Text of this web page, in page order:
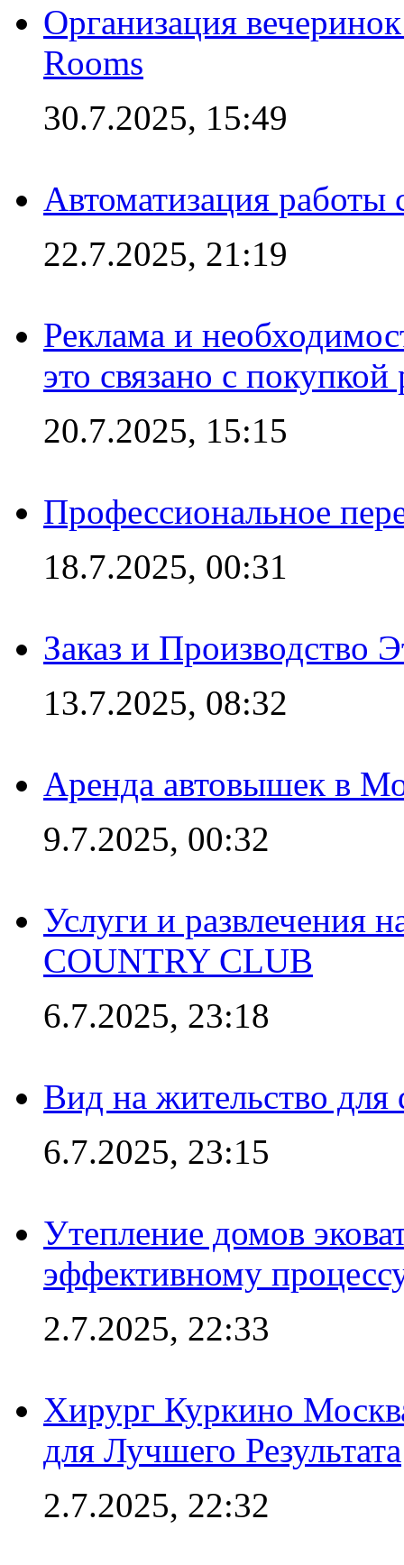
Организация
Rooms
30.7.2025, 15:49
Автоматизация работы
22.7.2025, 21:19
Реклама и
это связано с покупкой
20.7.2025, 15:15
Профессиональное
18.7.2025, 00:31
Заказ и Производство
13.7.2025, 08:32
Аренда автовышек в
9.7.2025, 00:32
Услуги и развлечения
COUNTRY CLUB
6.7.2025, 23:18
Вид на жительство
6.7.2025, 23:15
Утепление домов
эффективному
2.7.2025, 22:33
Хирург Куркино
для Лучшего Результата
2.7.2025, 22:32